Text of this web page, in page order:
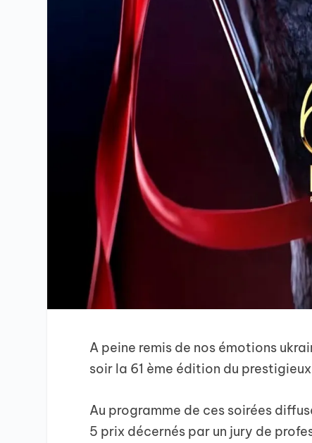
A peine remis de nos émotions
soir la 61 ème édition du
Au programme de ces soirées
5 prix décernés par un jury de